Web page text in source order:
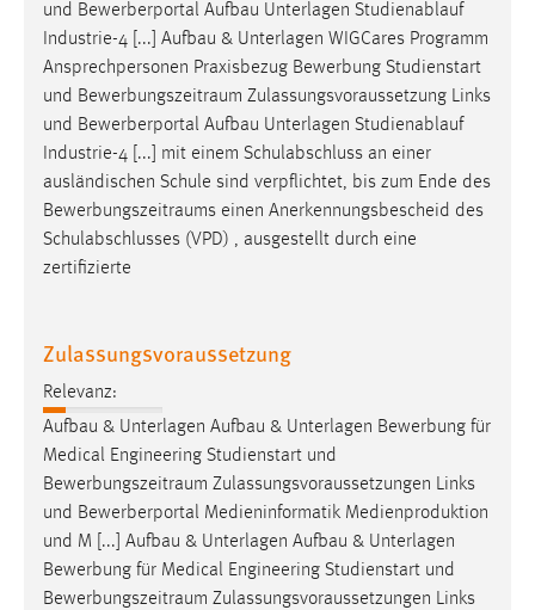
und Bewerberportal Aufbau Unterlagen Studienablauf
Industrie-4 [...] Aufbau & Unterlagen WIGCares Programm
Ansprechpersonen Praxisbezug Bewerbung Studienstart
und Bewerbungszeitraum Zulassungsvoraussetzung Links
und Bewerberportal Aufbau Unterlagen Studienablauf
Industrie-4 [...] mit einem Schulabschluss an einer
ausländischen Schule sind verpflichtet, bis zum Ende des
Bewerbungszeitraums einen Anerkennungsbescheid des
Schulabschlusses (VPD) , ausgestellt durch eine
zertifizierte
Zulassungsvoraussetzung
Relevanz:
Aufbau & Unterlagen Aufbau & Unterlagen Bewerbung für
Medical Engineering Studienstart und
Bewerbungszeitraum Zulassungsvoraussetzungen Links
und Bewerberportal Medieninformatik Medienproduktion
und M [...] Aufbau & Unterlagen Aufbau & Unterlagen
Bewerbung für Medical Engineering Studienstart und
Bewerbungszeitraum Zulassungsvoraussetzungen Links